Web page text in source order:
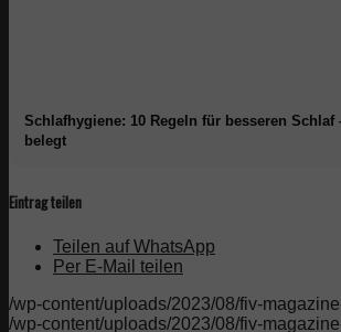
Schlafhygiene: 10 Regeln für besseren
belegt
Eintrag teilen
Teilen auf WhatsApp
Per E-Mail teilen
/wp-content/uploads/2023/08/fiv-
/wp-content/uploads/2023/08/fiv-